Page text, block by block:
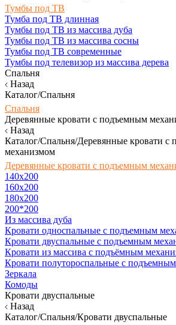
Тумбы под ТВ
Тумба под ТВ длинная
Тумбы под ТВ из массива дуба
Тумбы под ТВ из массива сосны
Тумбы под ТВ современные
Тумбы под телевизор из массива дерева
Спальня
Назад
Каталог/Спальня
Спальня
Деревянные кровати с подъемным
Назад
Каталог/Спальня/Деревянные кровати с
механизмом
Деревянные кровати с подъемным
140x200
160х200
180х200
200*200
Из массива дуба
Кровати односпальные с подъемным
Кровати двуспальные с подъемным
Кровати из массива с подъёмным
Кровати полутороспальные с
Зеркала
Комоды
Кровати двуспальные
Назад
Каталог/Спальня/Кровати двуспальные